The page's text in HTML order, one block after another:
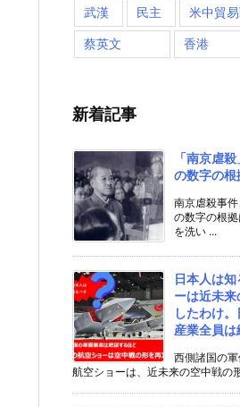
武漢 民主 米中貿
蔡英文 香港
新着記事
「南京虐
の数字の根
南京虐殺事
の数字の根
を洗い ...
日本人は知
ーは近未
したわけ
産業全員は
西側諸国の
航空ショーは、近未来の空中戦の